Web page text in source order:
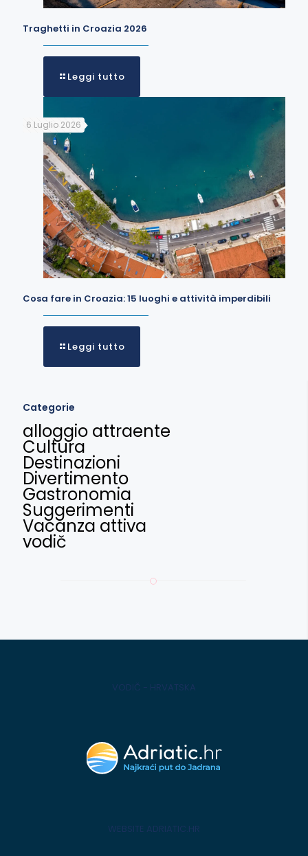
Traghetti in Croazia 2026
Leggi tutto
6 Luglio 2026
Cosa fare in Croazia: 15 luoghi e attività imperdibili
Leggi tutto
Categorie
alloggio attraente
Cultura
Destinazioni
Divertimento
Gastronomia
Suggerimenti
Vacanza attiva
vodič
VODIČ - HRVATSKA
WEBSITE ADRIATIC.HR